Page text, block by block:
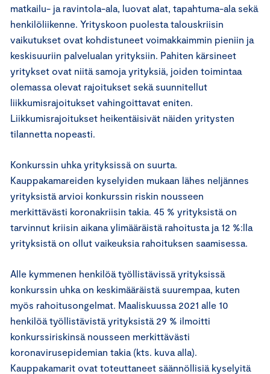
matkailu- ja ravintola-ala, luovat alat, tapahtuma-ala sekä
henkilöliikenne. Yrityskoon puolesta talouskriisin
vaikutukset ovat kohdistuneet voimakkaimmin pieniin ja
keskisuuriin palvelualan yrityksiin. Pahiten kärsineet
yritykset ovat niitä samoja yrityksiä, joiden toimintaa
olemassa olevat rajoitukset sekä suunnitellut
liikkumisrajoitukset vahingoittavat eniten.
Liikkumisrajoitukset heikentäisivät näiden yritysten
tilannetta nopeasti.
Konkurssin uhka yrityksissä on suurta.
Kauppakamareiden kyselyiden mukaan lähes neljännes
yrityksistä arvioi konkurssin riskin nousseen
merkittävästi koronakriisin takia. 45 % yrityksistä on
tarvinnut kriisin aikana ylimääräistä rahoitusta ja 12 %:lla
yrityksistä on ollut vaikeuksia rahoituksen saamisessa.
Alle kymmenen henkilöä työllistävissä yrityksissä
konkurssin uhka on keskimääräistä suurempaa, kuten
myös rahoitusongelmat. Maaliskuussa 2021 alle 10
henkilöä työllistävistä yrityksistä 29 % ilmoitti
konkurssiriskinsä nousseen merkittävästi
koronavirusepidemian takia (kts. kuva alla).
Kauppakamarit ovat toteuttaneet säännöllisiä kyselyitä